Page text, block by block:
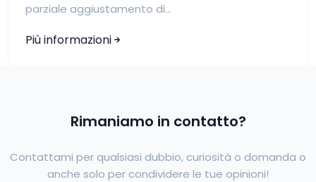
parziale aggiustamento di...
Più informazioni
Rimaniamo in contatto?
Contattami per qualsiasi dubbio, curiosità o domanda o
anche solo per condividere le tue opinioni!